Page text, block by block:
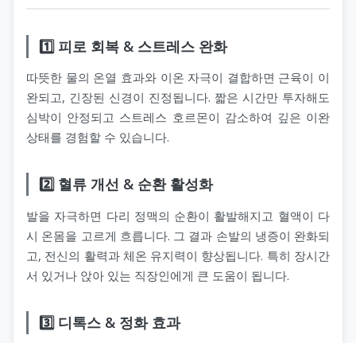
1️⃣ 피로 회복 & 스트레스 완화
따뜻한 물의 온열 효과와 이온 자극이 결합하면 근육이 이
완되고, 긴장된 신경이 진정됩니다. 짧은 시간만 투자해도
심박이 안정되고 스트레스 호르몬이 감소하여 깊은 이완
상태를 경험할 수 있습니다.
2️⃣ 혈류 개선 & 순환 활성화
발을 자극하면 다리 정맥의 순환이 활발해지고 혈액이 다
시 온몸을 고르게 흐릅니다. 그 결과 손발의 냉증이 완화되
고, 전신의 활력과 체온 유지력이 향상됩니다. 특히 장시간
서 있거나 앉아 있는 직장인에게 큰 도움이 됩니다.
3️⃣ 디톡스 & 정화 효과